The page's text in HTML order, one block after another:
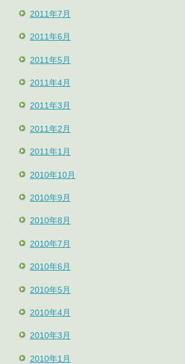
2011年7月
2011年6月
2011年5月
2011年4月
2011年3月
2011年2月
2011年1月
2010年10月
2010年9月
2010年8月
2010年7月
2010年6月
2010年5月
2010年4月
2010年3月
2010年1月